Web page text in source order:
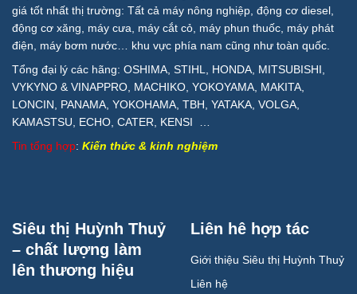
giá tốt nhất thị trường: Tất cả máy nông nghiệp, động cơ diesel,
động cơ xăng, máy cưa, máy cắt cỏ, máy phun thuốc, máy phát
điện, máy bơm nước… khu vực phía nam cũng như toàn quốc.
Tổng đại lý các hãng: OSHIMA, STIHL, HONDA, MITSUBISHI,
VYKYNO & VINAPPRO, MACHIKO, YOKOYAMA, MAKITA,
LONCIN, PANAMA, YOKOHAMA, TBH, YATAKA, VOLGA,
KAMASTSU, ECHO, CATER, KENSI …
Tin tổng hợp: Kiến thức & kinh nghiệm
Siêu thị Huỳnh Thuỷ
– chất lượng làm
lên thương hiệu
Liên hê hợp tác
Giới thiệu Siêu thị Huỳnh Thuỷ
Liên hệ